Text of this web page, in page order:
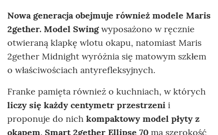
Nowa generacja obejmuje również modele Maris
2gether. Model Swingwyposażono w ręcznie
otwieraną klapkę wlotu okapu, natomiast Maris
2gether Midnight wyróżnia się matowym szkłem
o właściwościach antyrefleksyjnych.
Franke pamięta również o kuchniach, w których
liczy się każdy centymetr przestrzeni i
proponuje do nich kompaktowy model płyty z
okapem. Smart 2gether Ellipse 70 ma szerokość